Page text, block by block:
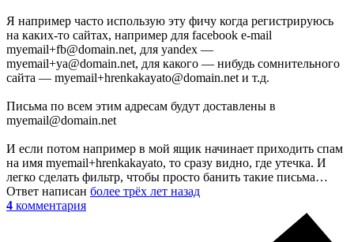
Я например часто использую эту фичу когда регистрируюсь
на каких-то сайтах, например для facebook e-mail
myemail+fb@domain.net, для yandex —
myemail+ya@domain.net, для какого — нибудь сомнительного
сайта — myemail+hrenkakayato@domain.net и т.д.
Письма по всем этим адресам будут доставлены в
myemail@domain.net
И если потом например в мой ящик начинает приходить спам
на имя myemail+hrenkakayato, то сразу видно, где утечка. И
легко сделать фильтр, чтобы просто банить такие письма…
Ответ написан более трёх лет назад
4 комментария